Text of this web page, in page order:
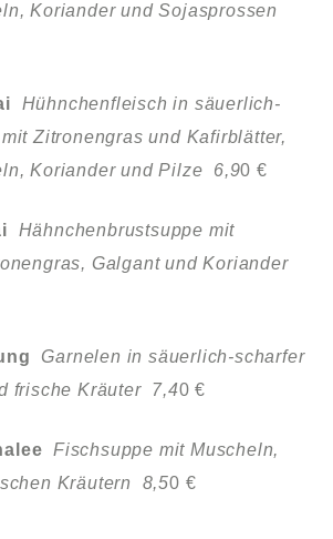
Koriander und Sojasprossen
Hühnchenfleisch in säuerlich-
Zitronengras und Kafirblätter,
Koriander und Pilze 6,90 €
Hähnchenbrustsuppe mit
Galgant und Koriander
Garnelen in säuerlich-scharfer
frische Kräuter 7,40 €
Fischsuppe mit Muscheln,
Kräutern 8,50 €